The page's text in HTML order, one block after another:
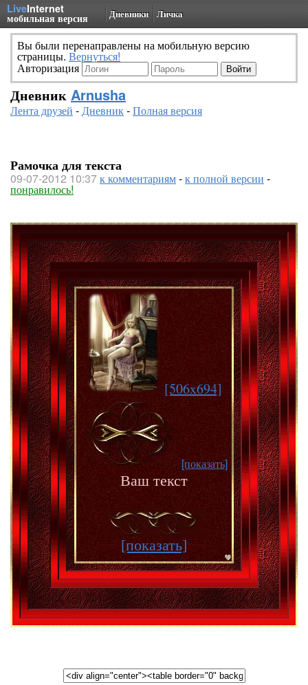
LiveInternet
мобильная версия Дневники Личка
Вы были перенаправлены на мобильную версию
страницы. Вернуться!
Авторизация
Дневник Arnusha
Лента друзей -Дневник-Полная версия
Рамочка для текста
09-07-2012 10:37к комментариям-к полной версии -
понравилось!
[506x694]
[показать]
Ваш текст
[показать]